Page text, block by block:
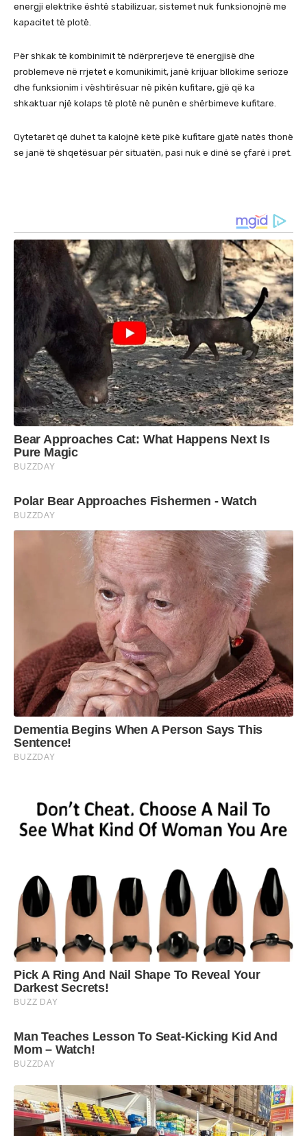
energji elektrike është stabilizuar, sistemet nuk funksionojnë me
kapacitet të plotë.
Për shkak të kombinimit të ndërprerjeve të energjisë dhe
problemeve në rrjetet e komunikimit, janë krijuar bllokime serioze
dhe funksionim i vështirësuar në pikën kufitare, gjë që ka
shkaktuar një kolaps të plotë në punën e shërbimeve kufitare.
Qytetarët që duhet ta kalojnë këtë pikë kufitare gjatë natës thonë
se janë të shqetësuar për situatën, pasi nuk e dinë se çfarë i pret.